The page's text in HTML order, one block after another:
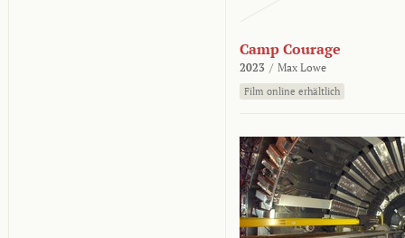
Camp Courage
2023 / Max Lowe
Film online erhältlich